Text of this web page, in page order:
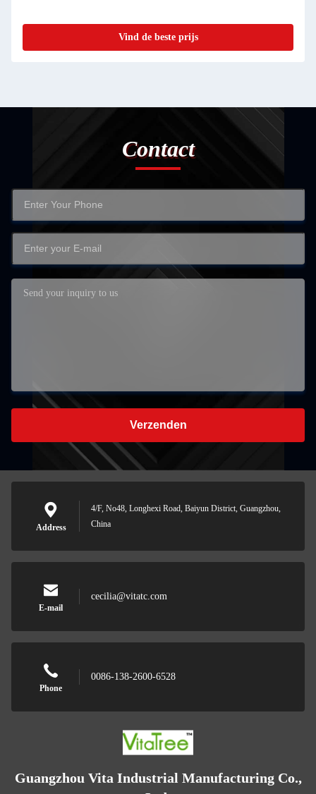
Vind de beste prijs
Contact
Verzenden
Address
4/F, No48, Longhexi Road, Baiyun District, Guangzhou,
China
E-mail
cecilia@vitatc.com
Phone
0086-138-2600-6528
Guangzhou Vita Industrial Manufacturing Co.,